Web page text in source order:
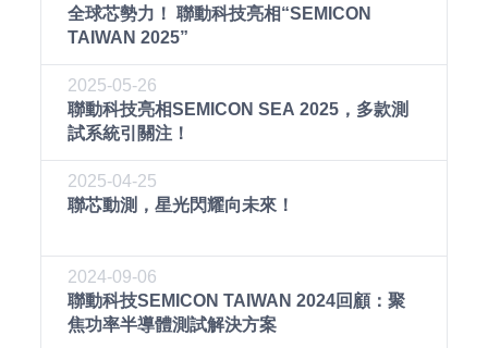
全球芯勢力！ 聯動科技亮相“SEMICON
TAIWAN 2025”
2025-05-26
聯動科技亮相SEMICON SEA 2025，多款測
試系統引關注！
2025-04-25
聯芯動測，星光閃耀向未來！
2024-09-06
聯動科技SEMICON TAIWAN 2024回顧：聚
焦功率半導體測試解決方案